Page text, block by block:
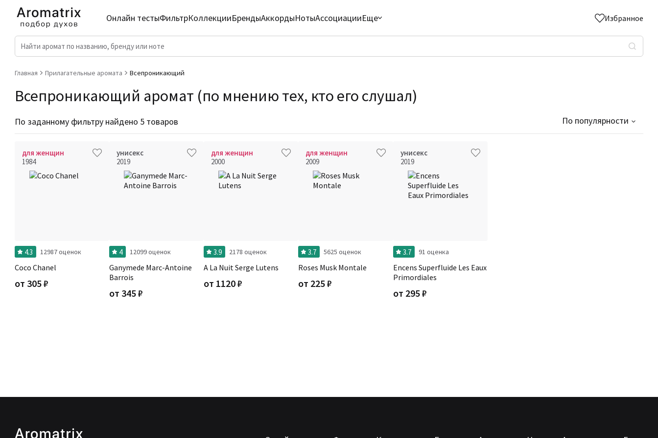
Онлайн тестыФильтрКоллекцииБрендыАккордыНотыАссоциацииЕще Избранное
Главная Прилагательные аромата Всепроникающий
Всепроникающий аромат (по мнению тех, кто его слушал)
По заданному фильтру найдено 5 товаров По популярности
для женщин
1984
4.3 12987 оценок
Coco Chanel
от 305₽
унисекс
2019
4 12099 оценок
Ganymede Marc-Antoine
Barrois
от 345₽
для женщин
2000
3.9 2178 оценок
A La Nuit Serge Lutens
от 1120₽
для женщин
2009
3.7 5625 оценок
Roses Musk Montale
от 225₽
унисекс
2019
3.7 91 оценка
Encens Superfluide Les Eaux
Primordiales
от 295₽